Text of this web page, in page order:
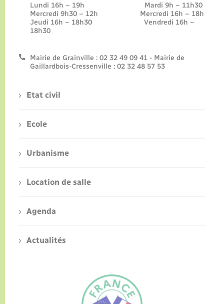
Lundi 16h – 19h Mardi 9h – 11h30
Mercredi 9h30 – 12h Mercredi 16h – 18h
Jeudi 16h – 18h30 Vendredi 16h –
18h30
Mairie de Grainville : 02 32 49 09 41 - Mairie de
Gaillardbois-Cressenville : 02 32 48 57 53
Etat civil
Ecole
Urbanisme
Location de salle
Agenda
Actualités